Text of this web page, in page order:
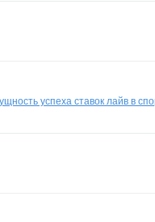
успеха ставок лайв в